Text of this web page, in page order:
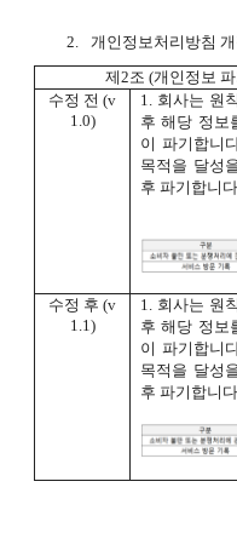
2.
개인정보처리방침
제2조 (개인정보
수정 전 (v
1.0)
1. 회사는 원
후 해당 정보
이 파기합니
목적을 달성
후 파기합니다
수정 후 (v
1.1)
1. 회사는 원
후 해당 정보
이 파기합니
목적을 달성
후 파기합니다